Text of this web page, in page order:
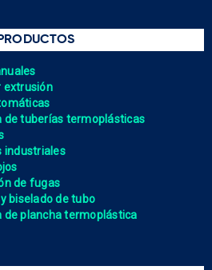
PRODUCTOS
extrusión
de tuberías termoplásticas
industriales
de fugas
biselado de tubo
de plancha termoplástica